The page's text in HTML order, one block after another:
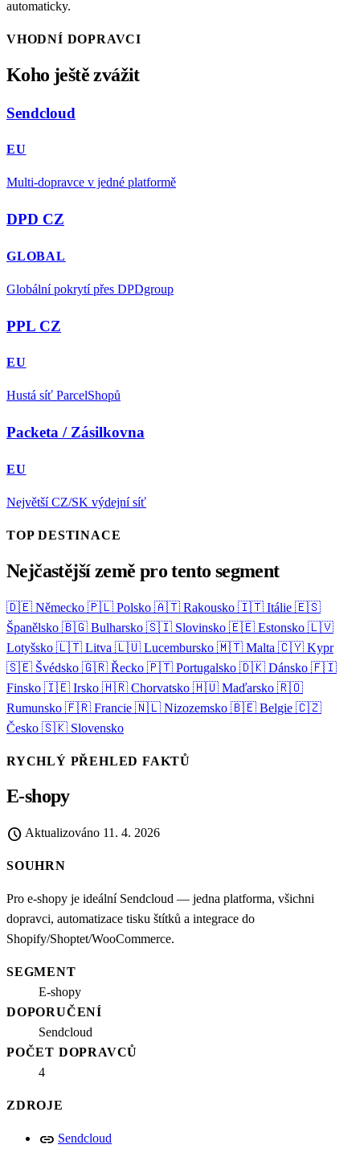
automaticky.
VHODNÍ DOPRAVCI
Koho ještě zvážit
Sendcloud
EU
Multi-dopravce v jedné platformě
DPD CZ
GLOBAL
Globální pokrytí přes DPDgroup
PPL CZ
EU
Hustá síť ParcelShopů
Packeta / Zásilkovna
EU
Největší CZ/SK výdejní síť
TOP DESTINACE
Nejčastější země pro tento segment
🇩🇪 Německo 🇵🇱 Polsko 🇦🇹 Rakousko 🇮🇹 Itálie 🇪🇸
Španělsko 🇧🇬 Bulharsko 🇸🇮 Slovinsko 🇪🇪 Estonsko 🇱🇻
Lotyšsko 🇱🇹 Litva 🇱🇺 Lucembursko 🇲🇹 Malta 🇨🇾 Kypr
🇸🇪 Švédsko 🇬🇷 Řecko 🇵🇹 Portugalsko 🇩🇰 Dánsko 🇫🇮
Finsko 🇮🇪 Irsko 🇭🇷 Chorvatsko 🇭🇺 Maďarsko 🇷🇴
Rumunsko 🇫🇷 Francie 🇳🇱 Nizozemsko 🇧🇪 Belgie 🇨🇿
Česko 🇸🇰 Slovensko
RYCHLÝ PŘEHLED FAKTŮ
E-shopy
schedule Aktualizováno 11. 4. 2026
SOUHRN
Pro e-shopy je ideální Sendcloud — jedna platforma, všichni
dopravci, automatizace tisku štítků a integrace do
Shopify/Shoptet/WooCommerce.
SEGMENT
E-shopy
DOPORUČENÍ
Sendcloud
POČET DOPRAVCŮ
4
ZDROJE
link Sendcloud